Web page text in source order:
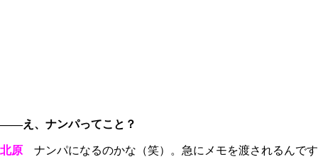
――え、ナンパってこと？
北原 ナンパになるのかな（笑）。急にメモを渡されるんです